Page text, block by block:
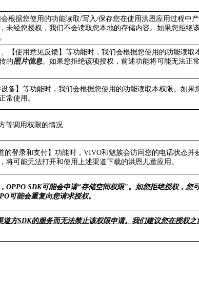
根据您使用的功能读取/写入/保存您在使用洪恩应用过程中
未经您授权，我们不会读取您本地的存储内容。如果您拒绝
【使用意见反馈】等功能时，我们会根据您使用的功能读取
的照片信息。如果您拒绝该项授权，前述功能将可能无法正
备】等功能时，我们会根据您使用的功能读取本权限。如果
常使用。
等调用权限的情况
的登录和支付】功能时，VIVO和魅族会访问您的电话状态并
将可能无法打开和使用上述渠道下载的洪恩儿童应用。
OPPO SDK可能会申请“存储空间权限"。如您拒绝授权，您
可能会重复向您请求授权。
方SDK的服务而无法禁止该权限申请。我们建议您在授权之